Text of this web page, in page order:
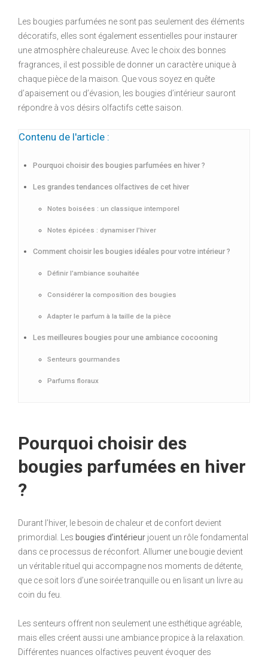
Les bougies parfumées ne sont pas seulement des éléments
décoratifs, elles sont également essentielles pour instaurer
une atmosphère chaleureuse. Avec le choix des bonnes
fragrances, il est possible de donner un caractère unique à
chaque pièce de la maison. Que vous soyez en quête
d’apaisement ou d’évasion, les bougies d’intérieur sauront
répondre à vos désirs olfactifs cette saison.
Contenu de l'article :
Pourquoi choisir des bougies parfumées en hiver ?
Les grandes tendances olfactives de cet hiver
Notes boisées : un classique intemporel
Notes épicées : dynamiser l’hiver
Comment choisir les bougies idéales pour votre intérieur ?
Définir l’ambiance souhaitée
Considérer la composition des bougies
Adapter le parfum à la taille de la pièce
Les meilleures bougies pour une ambiance cocooning
Senteurs gourmandes
Parfums floraux
Pourquoi choisir des
bougies parfumées en hiver
?
Durant l’hiver, le besoin de chaleur et de confort devient
primordial. Les bougies d’intérieur jouent un rôle fondamental
dans ce processus de réconfort. Allumer une bougie devient
un véritable rituel qui accompagne nos moments de détente,
que ce soit lors d’une soirée tranquille ou en lisant un livre au
coin du feu.
Les senteurs offrent non seulement une esthétique agréable,
mais elles créent aussi une ambiance propice à la relaxation.
Différentes nuances olfactives peuvent évoquer des